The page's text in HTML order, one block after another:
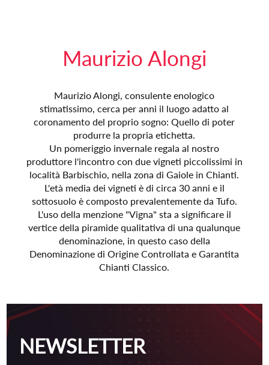
Maurizio Alongi
Maurizio Alongi, consulente enologico
stimatissimo, cerca per anni il luogo adatto al
coronamento del proprio sogno: Quello di poter
produrre la propria etichetta.
Un pomeriggio invernale regala al nostro
produttore l'incontro con due vigneti piccolissimi in
località Barbischio, nella zona di Gaiole in Chianti.
L'età media dei vigneti è di circa 30 anni e il
sottosuolo è composto prevalentemente da Tufo.
L'uso della menzione "Vigna" sta a significare il
vertice della piramide qualitativa di una qualunque
denominazione, in questo caso della
Denominazione di Origine Controllata e Garantita
Chianti Classico.
NEWSLETTER